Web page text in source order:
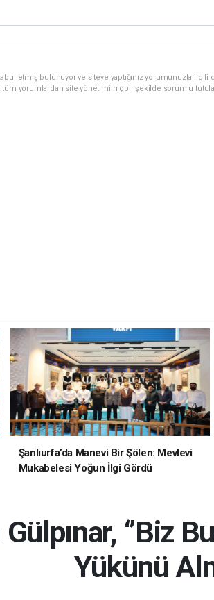
etmiş bulunuyor ve siteye yaptığınız yorumunuzla
tüm yorumlardan site yönetimi hiçbir şekilde sorumlu
Şanlıurfa’da Manevi Bir Şölen: Mevlevi
Mukabelesi Yoğun İlgi Gördü
‘’Biz
Yükünü